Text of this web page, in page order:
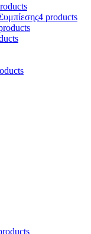
4 products